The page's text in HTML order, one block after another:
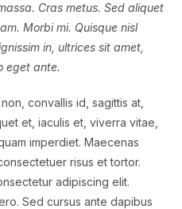
Cras metus. Sed aliquet
Morbi mi. Quisque nisl
in, ultrices sit amet,
eget ante.
convallis id, sagittis at,
et, iaculis et, viverra vitae,
imperdiet. Maecenas
risus et tortor.
adipiscing elit.
Sed cursus ante dapibus